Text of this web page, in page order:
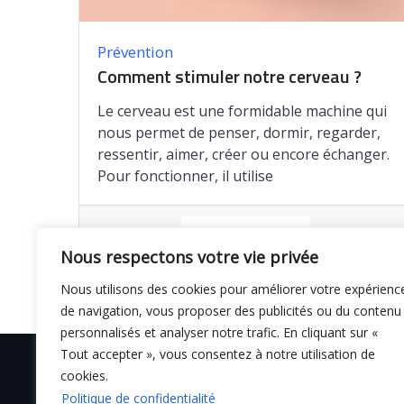
Nous respectons votre vie privée
Nous utilisons des cookies pour améliorer votre
de navigation, vous proposer des publicités ou du contenu
personnalisés et analyser notre trafic. En cliquant sur «
Tout accepter », vous consentez à notre utilisation de
cookies.
Politique de confidentialité
Prévention
Comment stimuler notre cerveau ?
Le cerveau est une formidable machine qui
nous permet de penser, dormir, regarder,
ressentir, aimer, créer ou encore échanger.
Pour fonctionner, il utilise